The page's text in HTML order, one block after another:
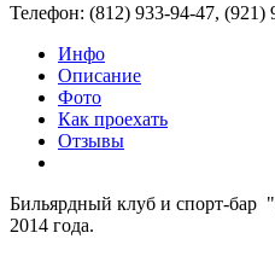
Телефон: (812) 933-94-47, (921)
Инфо
Описание
Фото
Как проехать
Отзывы
Бильярдный клуб и спорт-
2014 года.